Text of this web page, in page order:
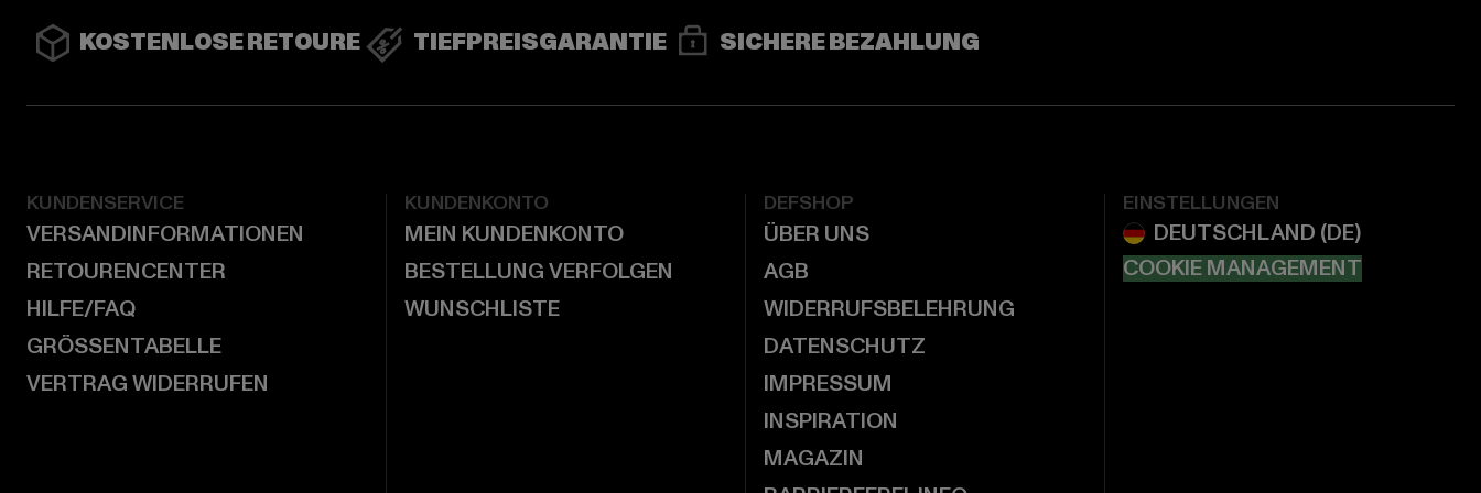
KOSTENLOSE RETOURE TIEFPREISGARANTIE SICHERE BEZAHLUNG
KUNDENSERVICE
VERSANDINFORMATIONEN
RETOURENCENTER
HILFE/FAQ
GRÖSSENTABELLE
VERTRAG WIDERRUFEN
KUNDENKONTO
MEIN KUNDENKONTO
BESTELLUNG VERFOLGEN
WUNSCHLISTE
DEFSHOP
ÜBER UNS
AGB
WIDERRUFSBELEHRUNG
DATENSCHUTZ
IMPRESSUM
INSPIRATION
MAGAZIN
EINSTELLUNGEN
COOKIE MANAGEMENT